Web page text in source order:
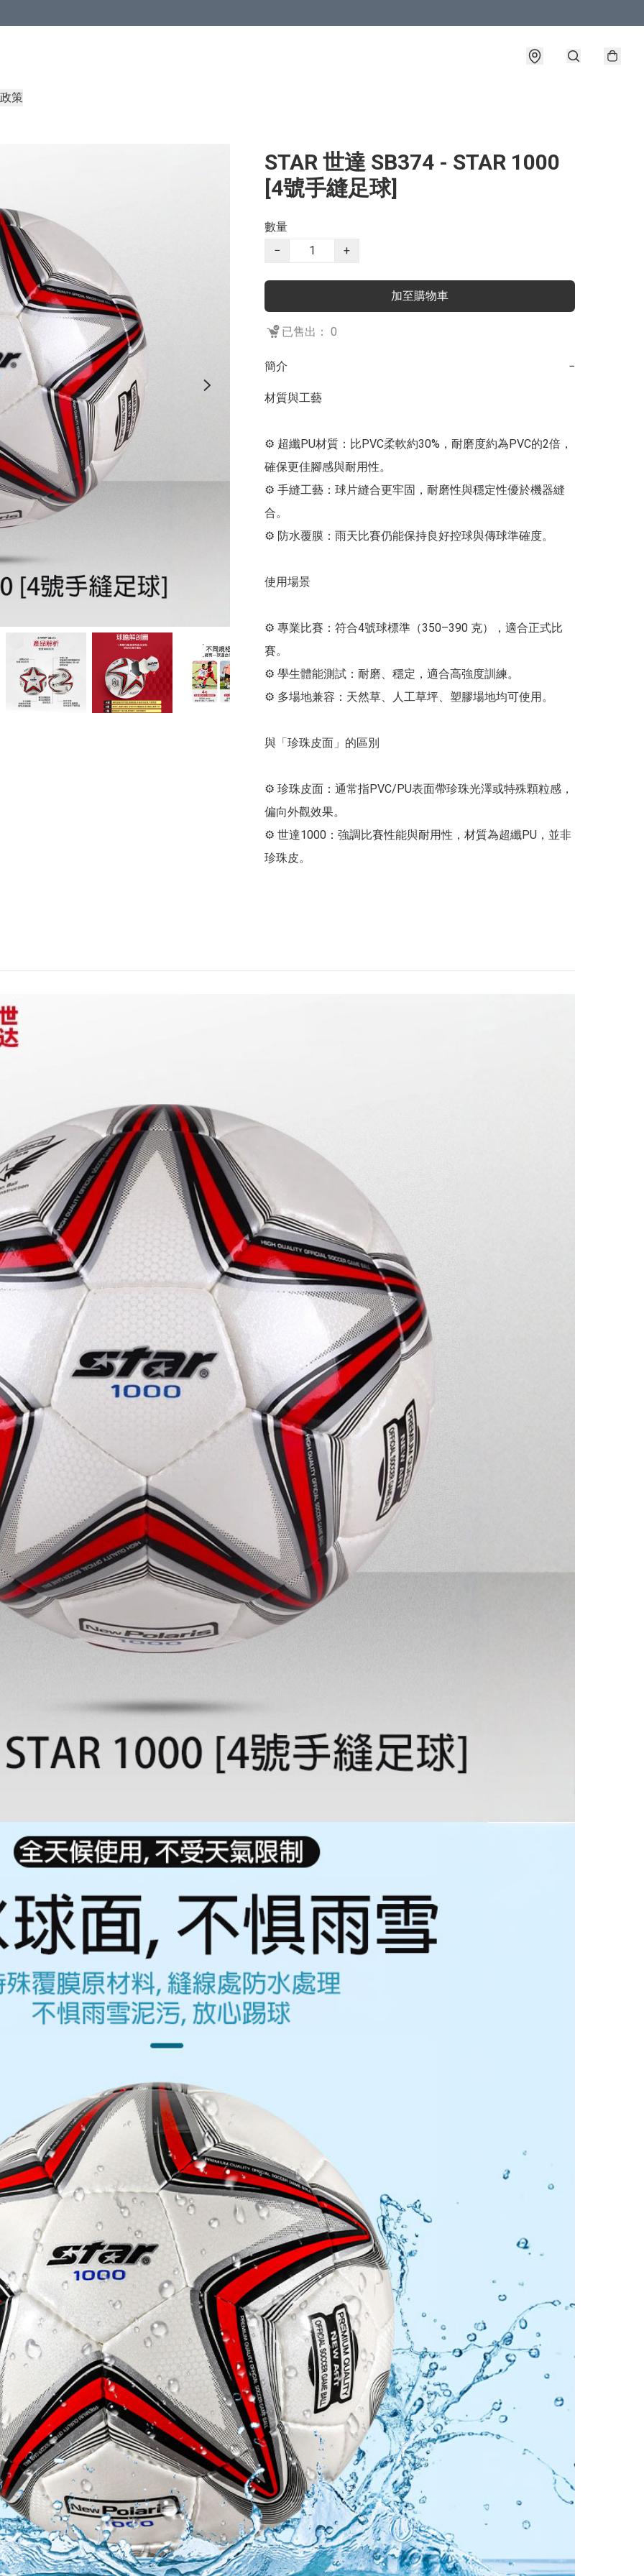
策
STAR 世達 SB374 - STAR 1000
[4號手縫足球]
數量
−
+
加至購物車
已售出： 0
簡介 −
材質與工藝
⚙️ 超纖PU材質：比PVC柔軟約30%，耐磨度約為PVC的2倍，
確保更佳腳感與耐用性。
⚙️ 手縫工藝：球片縫合更牢固，耐磨性與穩定性優於機器縫
合。
⚙️ 防水覆膜：雨天比賽仍能保持良好控球與傳球準確度。
使用場景
⚙️ 專業比賽：符合4號球標準（350–390 克），適合正式比
賽。
⚙️ 學生體能測試：耐磨、穩定，適合高強度訓練。
⚙️ 多場地兼容：天然草、人工草坪、塑膠場地均可使用。
與「珍珠皮面」的區別
⚙️ 珍珠皮面：通常指PVC/PU表面帶珍珠光澤或特殊顆粒感，
偏向外觀效果。
⚙️ 世達1000：強調比賽性能與耐用性，材質為超纖PU，並非
珍珠皮。